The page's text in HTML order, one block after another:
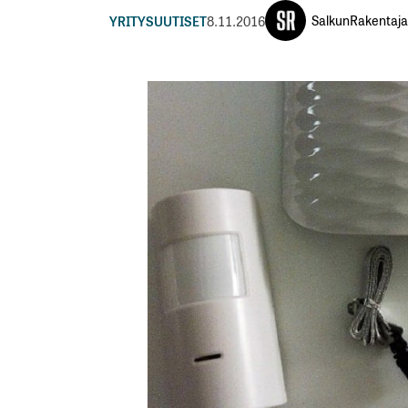
YRITYSUUTISET8.11.2016 SalkunRakentaja